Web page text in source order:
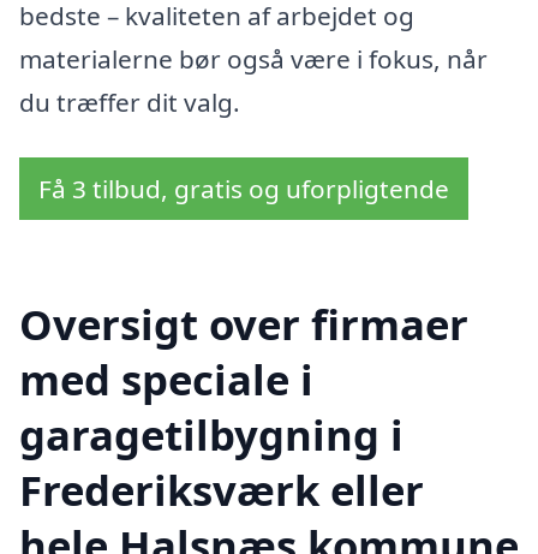
bedste – kvaliteten af arbejdet og
materialerne bør også være i fokus, når
du træffer dit valg.
Få 3 tilbud, gratis og uforpligtende
Oversigt over firmaer
med speciale i
garagetilbygning i
Frederiksværk eller